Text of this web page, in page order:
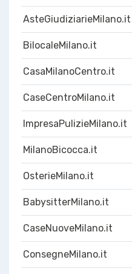
AsteGiudiziarieMilano.it
BilocaleMilano.it
CasaMilanoCentro.it
CaseCentroMilano.it
ImpresaPulizieMilano.it
MilanoBicocca.it
OsterieMilano.it
BabysitterMilano.it
CaseNuoveMilano.it
ConsegneMilano.it